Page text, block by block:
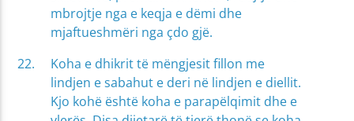
mbrojtje nga e keqja e dëmi dhe
mjaftueshmëri nga çdo gjë.
Koha e dhikrit të mëngjesit fillon me
lindjen e sabahut e deri në lindjen e diellit.
Kjo kohë është koha e parapëlqimit dhe e